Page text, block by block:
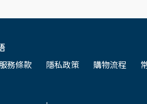
務條款 隱私政策 購物流程